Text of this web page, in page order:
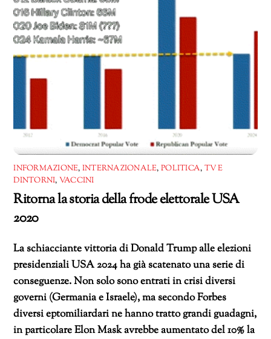
INFORMAZIONE, INTERNAZIONALE, POLITICA, TV E
DINTORNI, VACCINI
Ritorna la storia della frode elettorale USA
2020
La schiacciante vittoria di Donald Trump alle elezioni
presidenziali USA 2024 ha già scatenato una serie di
conseguenze. Non solo sono entrati in crisi diversi
governi (Germania e Israele), ma secondo Forbes
diversi eptomiliardari ne hanno tratto grandi guadagni,
in particolare Elon Mask avrebbe aumentato del 10% la